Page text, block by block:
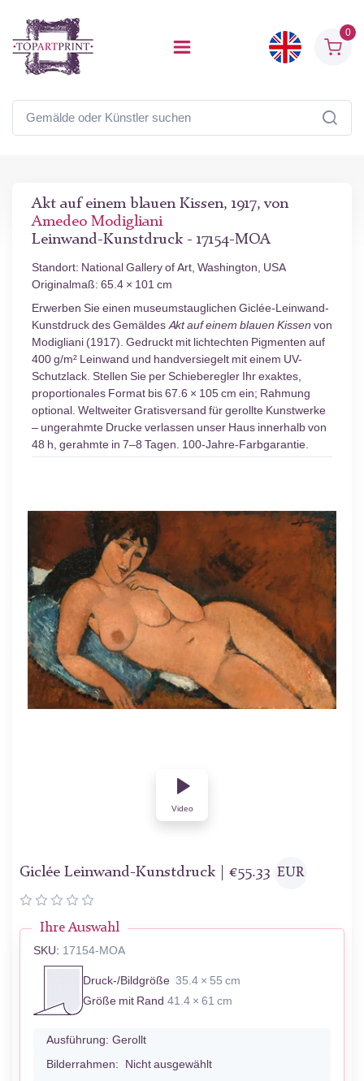
0
Akt auf einem blauen Kissen, 1917, von
Amedeo Modigliani
Leinwand-Kunstdruck - 17154-MOA
Standort: National Gallery of Art, Washington, USA
Originalmaß: 65.4 × 101 cm
Erwerben Sie einen museumstauglichen Giclée-Leinwand-
Kunstdruck des GemäldesAkt auf einem blauen Kissen von
Modigliani (1917). Gedruckt mit lichtechten Pigmenten auf
400 g/m² Leinwand und handversiegelt mit einem UV-
Schutzlack. Stellen Sie per Schieberegler Ihr exaktes,
proportionales Format bis 67.6 × 105 cm ein; Rahmung
optional. Weltweiter Gratisversand für gerollte Kunstwerke
– ungerahmte Drucke verlassen unser Haus innerhalb von
48 h, gerahmte in 7–8 Tagen. 100-Jahre-Farbgarantie.
Video
Giclée Leinwand-Kunstdruck | €55.33 EUR
Ihre Auswahl
SKU: 17154-MOA
Druck-/Bildgröße 35.4 × 55 cm
Größe mit Rand 41.4 × 61 cm
Ausführung: Gerollt
Bilderrahmen: Nicht ausgewählt